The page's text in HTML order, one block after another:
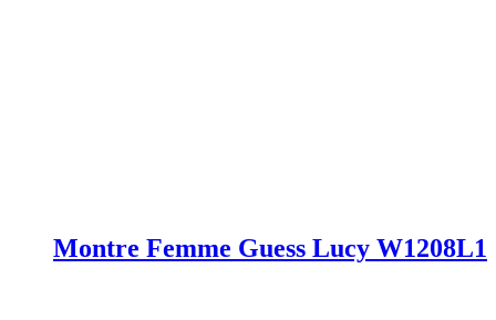
Montre Femme Guess Lucy W1208L1